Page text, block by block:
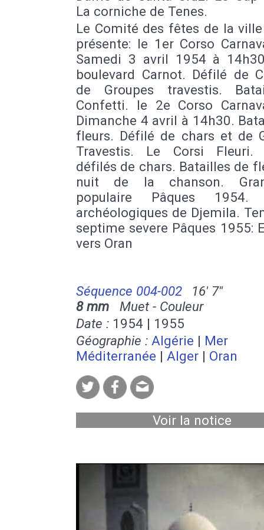
La corniche de Tenes.
Le Comité des fêtes de la
présente: le 1er Corso
Samedi 3 avril 1954 à
boulevard Carnot. Défilé de
de Groupes travestis.
Confetti. le 2e Corso
Dimanche 4 avril à 14h30.
fleurs. Défilé de chars et de
Travestis. Le Corsi Fleuri.
défilés de chars. Batailles de
nuit de la chanson.
populaire Pâques 1954.
archéologiques de Djemila.
septime severe Pâques 1955:
vers Oran
Séquence 004-002
16' 7''
8 mm Muet - Couleur
Date : 1954 | 1955
Géographie : Algérie | Mer
Méditerranée | Alger | Oran
Voir la notice